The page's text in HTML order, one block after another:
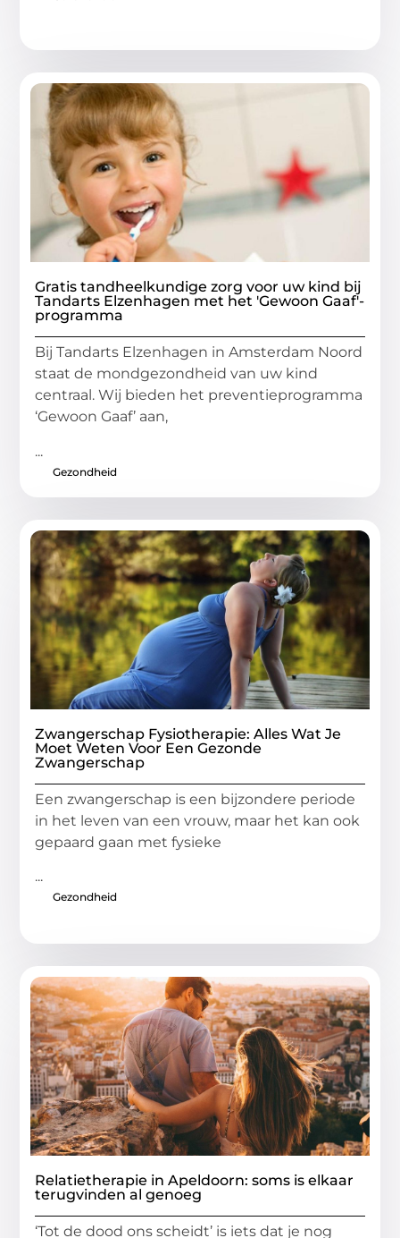
Gratis tandheelkundige zorg voor uw kind bij
Tandarts Elzenhagen met het 'Gewoon Gaaf'-
programma
Bij Tandarts Elzenhagen in Amsterdam Noord
staat de mondgezondheid van uw kind
centraal. Wij bieden het preventieprogramma
‘Gewoon Gaaf’ aan,
...
Gezondheid
Zwangerschap Fysiotherapie: Alles Wat Je
Moet Weten Voor Een Gezonde
Zwangerschap
Een zwangerschap is een bijzondere periode
in het leven van een vrouw, maar het kan ook
gepaard gaan met fysieke
...
Gezondheid
Relatietherapie in Apeldoorn: soms is elkaar
terugvinden al genoeg
‘Tot de dood ons scheidt’ is iets dat je nog